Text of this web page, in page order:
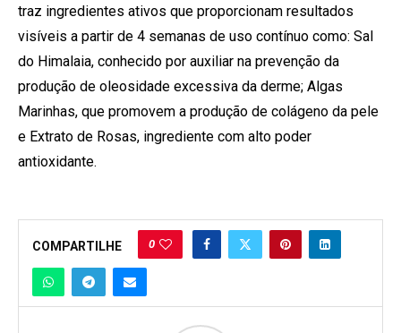
traz ingredientes ativos que proporcionam resultados
visíveis a partir de 4 semanas de uso contínuo como: Sal
do Himalaia, conhecido por auxiliar na prevenção da
produção de oleosidade excessiva da derme; Algas
Marinhas, que promovem a produção de colágeno da pele
e Extrato de Rosas, ingrediente com alto poder
antioxidante.
COMPARTILHE 0